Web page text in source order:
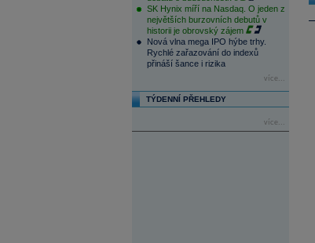
SK Hynix míří na Nasdaq. O jeden z
největších burzovních debutů v
historii je obrovský zájem
Nová vlna mega IPO hýbe trhy.
Rychlé zařazování do indexů
přináší šance i rizika
více...
TÝDENNÍ PŘEHLEDY
více...